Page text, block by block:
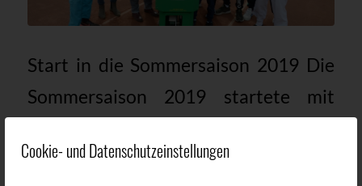
Cookie- und Datenschutzeinstellungen
Start in die Sommersaison 2019 Die
Sommersaison 2019 startete mit
Zum einen haben die 1. Damen 50 ein